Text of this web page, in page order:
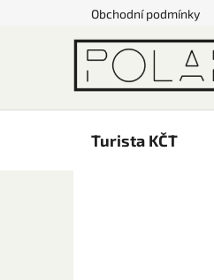
Obchodní podmínky
Turista KČT